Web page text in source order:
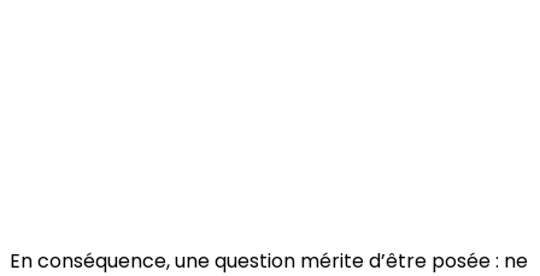
En conséquence, une question mérite d’être posée : ne